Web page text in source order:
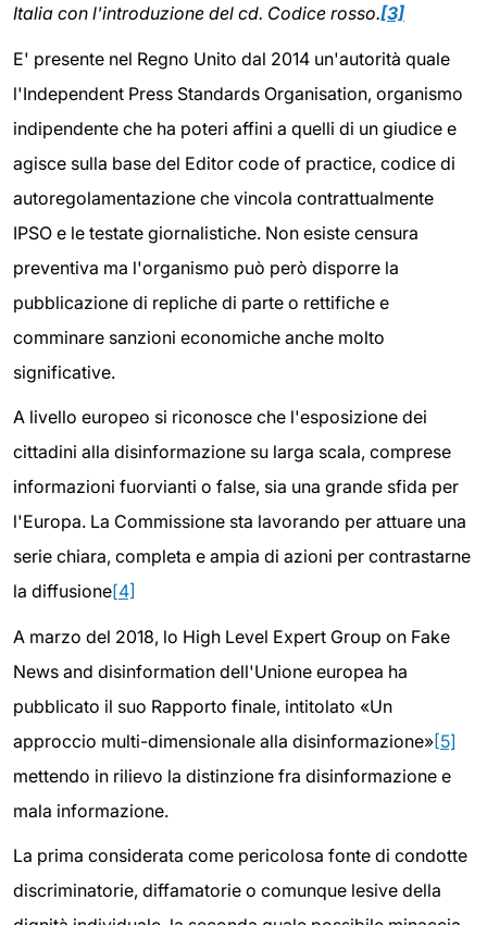
Italia con l'introduzione del cd. Codice rosso.[3]
E' presente nel Regno Unito dal 2014 un'autorità quale
l'Independent Press Standards Organisation, organismo
indipendente che ha poteri affini a quelli di un giudice e
agisce sulla base del Editor code of practice, codice di
autoregolamentazione che vincola contrattualmente
IPSO e le testate giornalistiche. Non esiste censura
preventiva ma l'organismo può però disporre la
pubblicazione di repliche di parte o rettifiche e
comminare sanzioni economiche anche molto
significative.
A livello europeo si riconosce che l'esposizione dei
cittadini alla disinformazione su larga scala, comprese
informazioni fuorvianti o false, sia una grande sfida per
l'Europa. La Commissione sta lavorando per attuare una
serie chiara, completa e ampia di azioni per contrastarne
la diffusione[4]
A marzo del 2018, lo High Level Expert Group on Fake
News and disinformation dell'Unione europea ha
pubblicato il suo Rapporto finale, intitolato «Un
approccio multi-dimensionale alla disinformazione»[5]
mettendo in rilievo la distinzione fra disinformazione e
mala informazione.
La prima considerata come pericolosa fonte di condotte
discriminatorie, diffamatorie o comunque lesive della